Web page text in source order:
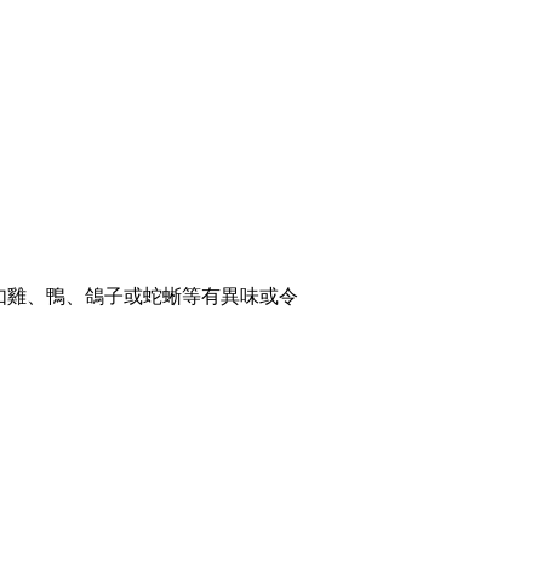
、鴨、鴿子或蛇蜥等有異味或令